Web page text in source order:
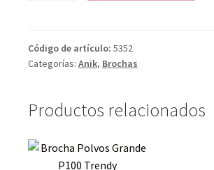
Código de artículo: 5352
Categorías: Anik, Brochas
Productos relacionados